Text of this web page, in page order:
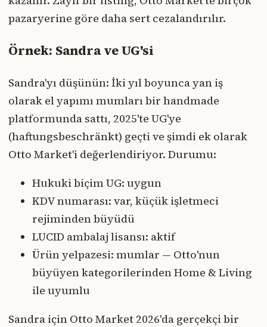
pazaryerine göre daha sert cezalandırılır.
Örnek: Sandra ve UG'si
Sandra'yı düşünün: İki yıl boyunca yan iş
olarak el yapımı mumları bir handmade
platformunda sattı, 2025'te UG'ye
(haftungsbeschränkt) geçti ve şimdi ek olarak
Otto Market'i değerlendiriyor. Durumu:
Hukuki biçim UG: uygun
KDV numarası: var, küçük işletmeci
rejiminden büyüdü
LUCID ambalaj lisansı: aktif
Ürün yelpazesi: mumlar — Otto'nun
büyüyen kategorilerinden Home & Living
ile uyumlu
Sandra için Otto Market 2026'da gerçekçi bir